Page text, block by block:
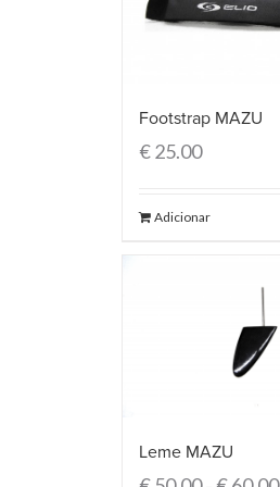
Footstrap MAZU
€25.00
Adicionar
Leme MAZU